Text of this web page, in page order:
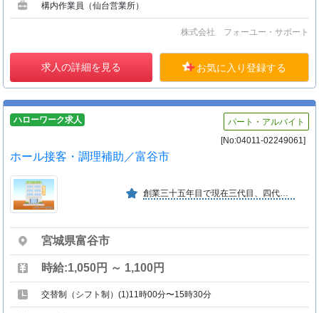
構内作業員（仙台営業所）
株式会社 フォーユー・サポート
求人の詳細を見る お気に入り登録する
ハローワーク求人
パート・アルバイト
[No:04011-02249061]
ホール接客・調理補助／富谷市
創業三十五年目で現在三代目、四代目が継いでいます。明るく、衛生管理に力を入れて食の安全、安心に取り組んでいます。
宮城県富谷市
時給:1,050円 ～ 1,100円
交替制（シフト制）(1)11時00分〜15時30分